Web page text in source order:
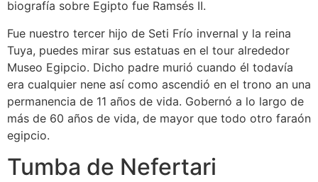
biografía sobre Egipto fue Ramsés II.
Fue nuestro tercer hijo de Seti Frí­o invernal y la reina
Tuya, puedes mirar sus estatuas en el tour alrededor
Museo Egipcio. Dicho padre murió cuando él todavía
era cualquier nene así­ como ascendió en el trono an una
permanencia de 11 años de vida. Gobernó a lo largo de
más de 60 años de vida, de mayor que todo otro faraón
egipcio.
Tumba de Nefertari